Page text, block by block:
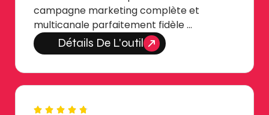
campagne marketing complète et
multicanale parfaitement fidèle …
Détails De L'outil